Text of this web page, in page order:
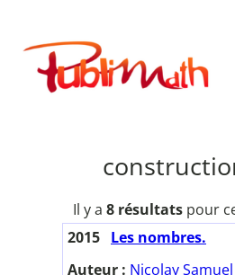
contenu
Publimath
Il y a 8 résultats pour
2015 Les nombres.
Auteur : Nicolay Samuel